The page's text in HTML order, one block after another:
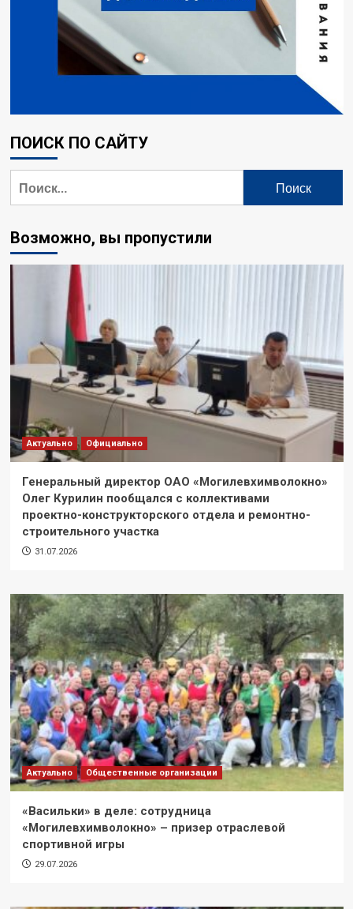
ПОИСК ПО САЙТУ
Возможно, вы пропустили
Актуально Официально
Генеральный директор ОАО «Могилевхимволокно»
Олег Курилин пообщался с коллективами
проектно-конструкторского отдела и ремонтно-
строительного участка
31.07.2026
Актуально Общественные организации
«Васильки» в деле: сотрудница
«Могилевхимволокно» – призер отраслевой
спортивной игры
29.07.2026